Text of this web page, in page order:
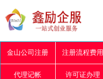
金山公司注册 注册流程费用
代理记帐 许可证办理